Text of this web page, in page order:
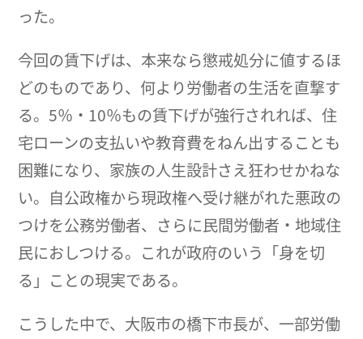
った。
今回の賃下げは、本来なら懲戒処分に値するほ
どのものであり、何より労働者の生活を直撃す
る。5％・10％もの賃下げが強行されれば、住
宅ローンの支払いや教育費をねん出することも
困難になり、家族の人生設計さえ狂わせかねな
い。自公政権から現政権へ受け継がれた悪政の
つけを公務労働者、さらに民間労働者・地域住
民におしつける。これが政府のいう「身を切
る」ことの現実である。
こうした中で、大阪市の橋下市長が、一部労働